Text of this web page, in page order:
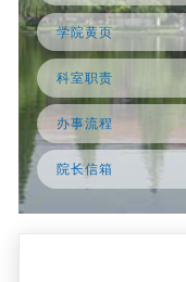
学院黄页
科室职责
办事流程
院长信箱